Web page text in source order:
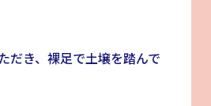
だき、裸足で土壌を踏んで